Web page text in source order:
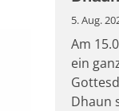
5. Aug.
Am
ein
Dhaun